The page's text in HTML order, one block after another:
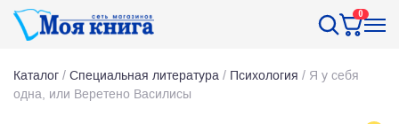
0
Каталог / Специальная литература / Психология / Я у себя
одна, или Веретено Василисы